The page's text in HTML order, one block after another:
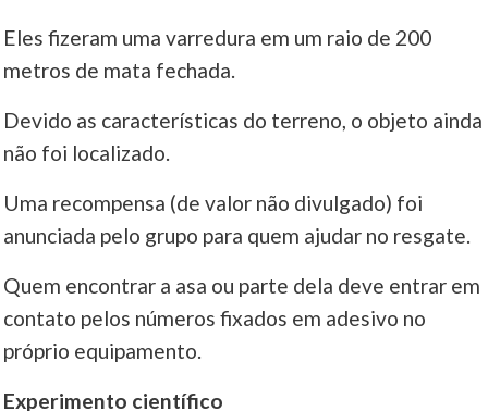
Eles fizeram uma varredura em um raio de 200
metros de mata fechada.
Devido as características do terreno, o objeto ainda
não foi localizado.
Uma recompensa (de valor não divulgado) foi
anunciada pelo grupo para quem ajudar no resgate.
Quem encontrar a asa ou parte dela deve entrar em
contato pelos números fixados em adesivo no
próprio equipamento.
Experimento científico